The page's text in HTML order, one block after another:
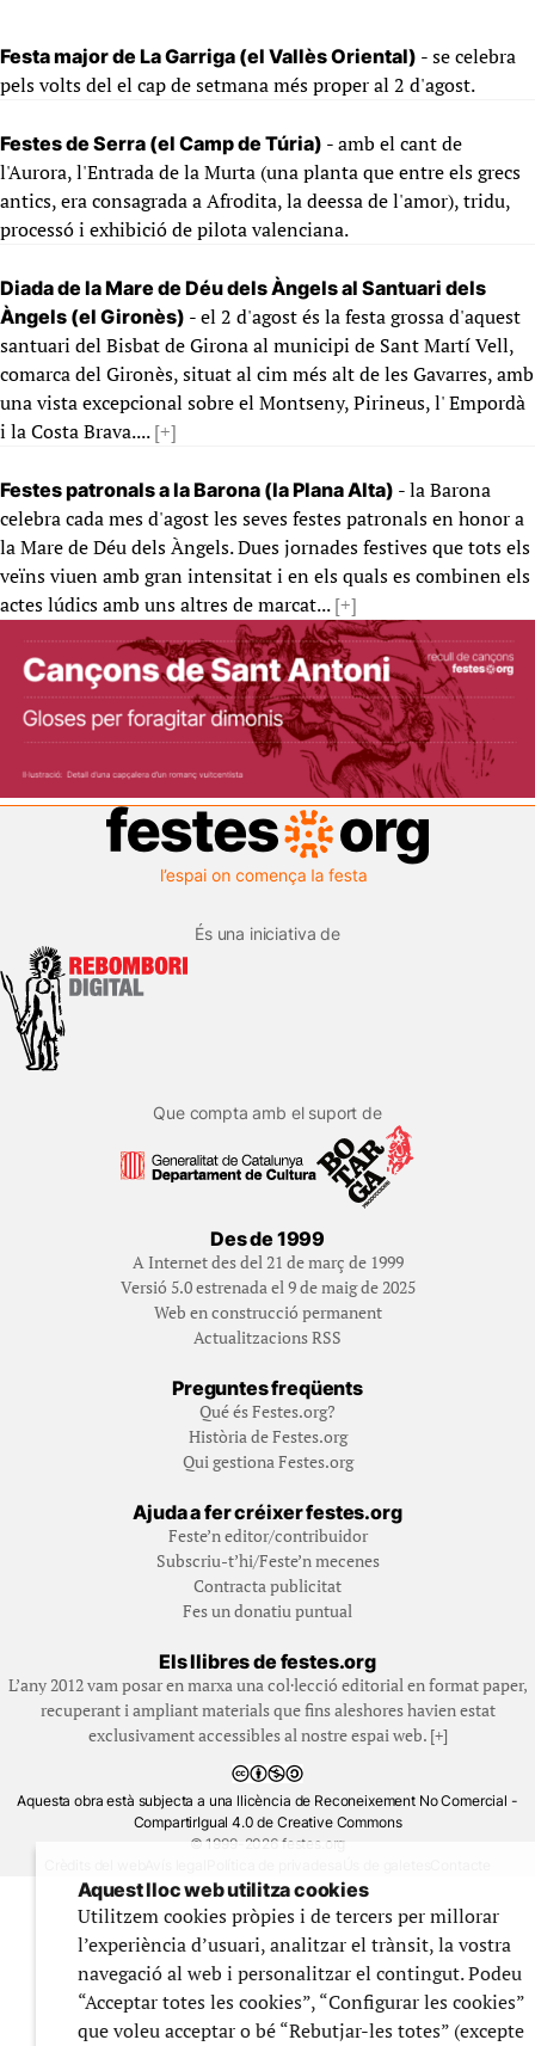
Festa major de La Garriga (el Vallès Oriental) - se celebra
pels volts del el cap de setmana més proper al 2 d'agost.
Festes de Serra (el Camp de Túria) - amb el cant de
l'Aurora, l'Entrada de la Murta (una planta que entre els grecs
antics, era consagrada a Afrodita, la deessa de l'amor), tridu,
processó i exhibició de pilota valenciana.
Diada de la Mare de Déu dels Àngels al Santuari dels
Àngels (el Gironès) - el 2 d'agost és la festa grossa d'aquest
santuari del Bisbat de Girona al municipi de Sant Martí Vell,
comarca del Gironès, situat al cim més alt de les Gavarres, amb
una vista excepcional sobre el Montseny, Pirineus, l' Empordà
i la Costa Brava....[+]
Festes patronals a la Barona (la Plana Alta) - la Barona
celebra cada mes d'agost les seves festes patronals en honor a
la Mare de Déu dels Àngels. Dues jornades festives que tots els
veïns viuen amb gran intensitat i en els quals es combinen els
actes lúdics amb uns altres de marcat...[+]
És una iniciativa de
Que compta amb el suport de
Des de 1999
A Internet des del 21 de març de 1999
Versió 5.0 estrenada el 9 de maig de 2025
Web en construcció permanent
Actualitzacions RSS
Preguntes freqüents
Qué és Festes.org?
Història de Festes.org
Qui gestiona Festes.org
Ajuda a fer créixer festes.org
Feste’n editor/contribuidor
Subscriu-t’hi/Feste’n mecenes
Contracta publicitat
Fes un donatiu puntual
Els llibres de festes.org
L’any 2012 vam posar en marxa una col·lecció editorial en format paper,
recuperant i ampliant materials que fins aleshores havien estat
exclusivament accessibles al nostre espai web. [+]
Aquesta obra està subjecta a una llicència de Reconeixement No Comercial -
CompartirIgual 4.0 de Creative Commons
© 1999-2026 festes.org
Aquest lloc web utilitza cookies
Utilitzem cookies pròpies i de tercers per millorar
l’experiència d’usuari, analitzar el trànsit, la vostra
navegació al web i personalitzar el contingut. Podeu
“Acceptar totes les cookies”, “Configurar les cookies”
que voleu acceptar o bé “Rebutjar-les totes” (excepte